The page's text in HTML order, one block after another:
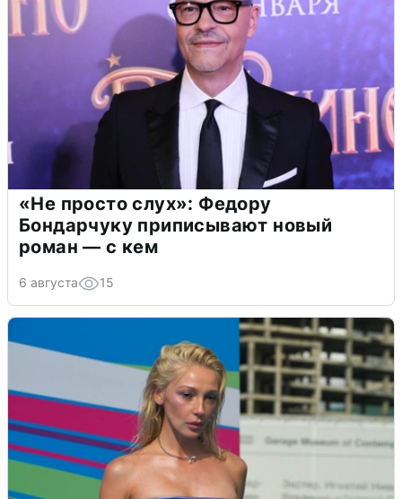
«Не просто слух»: Федору
Бондарчуку приписывают новый
роман — с кем
6 августа 15